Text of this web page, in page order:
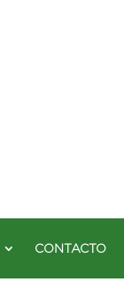
CONTACTO